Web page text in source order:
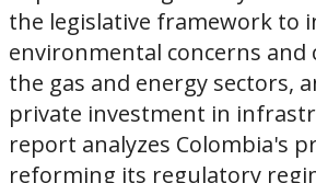
the legislative framework to
environmental concerns and
the gas and energy sectors,
private investment in
report analyzes Colombia's
reforming its regulatory